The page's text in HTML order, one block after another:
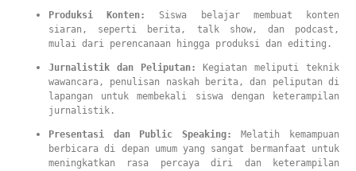
Produksi Konten:
Siswa belajar membuat konten
siaran, seperti berita, talk show, dan podcast,
mulai dari perencanaan hingga produksi dan editing.
Jurnalistik dan Peliputan:
Kegiatan meliputi teknik
wawancara, penulisan naskah berita, dan peliputan di
lapangan untuk membekali siswa dengan keterampilan
jurnalistik.
Presentasi dan Public Speaking:
Melatih kemampuan
berbicara di depan umum yang sangat bermanfaat untuk
meningkatkan rasa percaya diri dan keterampilan